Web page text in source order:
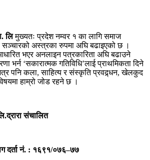
लिमुख्यतः प्रदेश नम्वर १ का लागि समाज
सञ्चारको अस्त्रका रुपमा अघि बढाइएको छ ।
भएर अनलाइन पत्रकारिता अघि बढाउने
भर्न ‘सकारात्मक गतिविधि’लाई प्राथमिकता दिने
पनि कला, साहित्य र संस्कृति प्रवद्र्धन, खेलकुद
हाम्रो जोड रहने छ ।
संचालित
दर्ता नं. : १६९१/०७६–७७